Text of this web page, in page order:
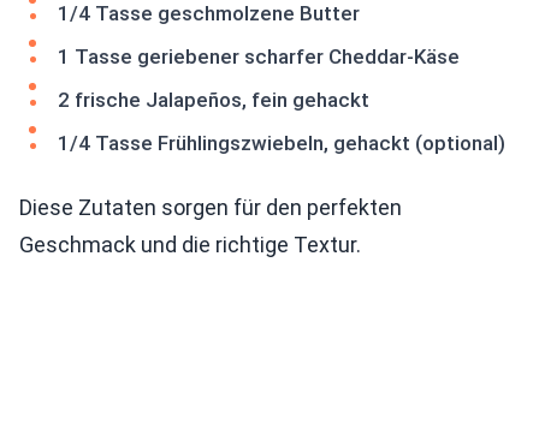
1/4 Tasse geschmolzene Butter
1 Tasse geriebener scharfer Cheddar-Käse
2 frische Jalapeños, fein gehackt
1/4 Tasse Frühlingszwiebeln, gehackt (optional)
Diese Zutaten sorgen für den perfekten
Geschmack und die richtige Textur.